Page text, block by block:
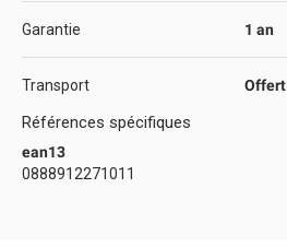
Garantie 1 an
Transport Offert
Références spécifiques
ean13
0888912271011